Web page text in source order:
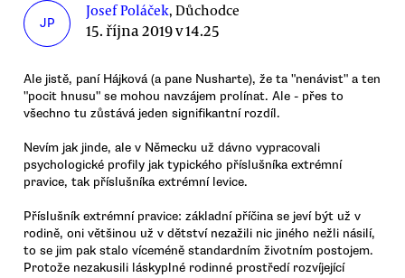
JP
Josef Poláček, Důchodce
15. října 2019 v 14.25
Ale jistě, paní Hájková (a pane Nusharte), že ta "nenávist" a ten
"pocit hnusu" se mohou navzájem prolínat. Ale - přes to
všechno tu zůstává jeden signifikantní rozdíl.
Nevím jak jinde, ale v Německu už dávno vypracovali
psychologické profily jak typického příslušníka extrémní
pravice, tak příslušníka extrémní levice.
Příslušník extrémní pravice: základní příčina se jeví být už v
rodině, oni většinou už v dětství nezažili nic jiného nežli násilí,
to se jim pak stalo víceméně standardním životním postojem.
Protože nezakusili láskyplné rodinné prostředí rozvíjející